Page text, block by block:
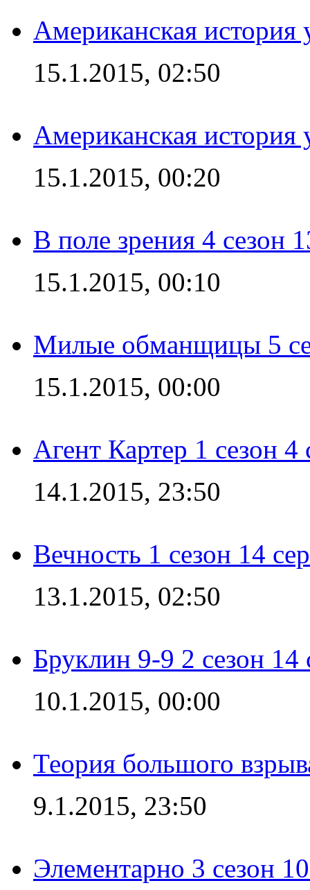
Американская история
15.1.2015, 02:50
Американская история
15.1.2015, 00:20
В поле зрения 4 сезон
15.1.2015, 00:10
Милые обманщицы 5
15.1.2015, 00:00
Агент Картер 1 сезон 4
14.1.2015, 23:50
Вечность 1 сезон 14
13.1.2015, 02:50
Бруклин 9-9 2 сезон 14
10.1.2015, 00:00
Теория большого
9.1.2015, 23:50
Элементарно 3 сезон